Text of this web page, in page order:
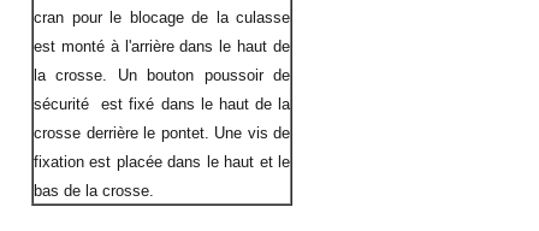
cran pour le blocage de la culasse
est monté à l'arrière dans le haut de
la crosse. Un bouton poussoir de
sécurité est fixé dans le haut de la
crosse derrière le pontet. Une vis de
fixation est placée dans le haut et le
bas de la crosse.